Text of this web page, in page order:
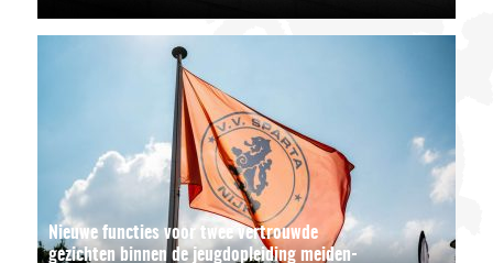
Nieuwe functies voor twee vertrouwde
gezichten binnen de jeugdopleiding meiden-